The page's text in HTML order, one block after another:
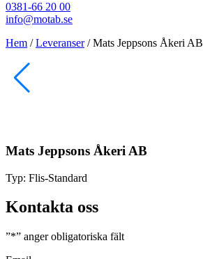
0381-66 20 00
info@motab.se
Hem /Leveranser/Mats Jeppsons Åkeri AB
Mats Jeppsons Åkeri AB
Typ: Flis-Standard
Kontakta oss
”*” anger obligatoriska fält